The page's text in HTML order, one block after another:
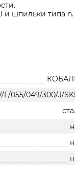
и шпильки типа n.
F/055/049/300/J/